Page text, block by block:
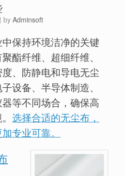
by Adminsoft
保持环境洁净的关键
酯纤维、超细纤维、
、防静电和导电无尘
设备、半导体制造、
等不同场合，确保高
选择合适的无尘布，
专业可靠。